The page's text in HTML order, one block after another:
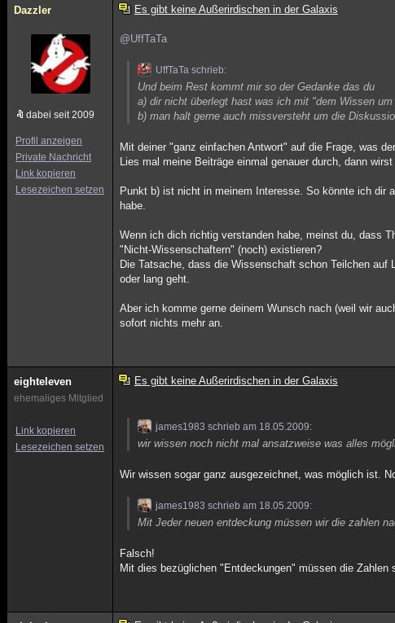
Dazzler
dabei seit 2009
Profil anzeigen
Private Nachricht
Link kopieren
Lesezeichen setzen
Es gibt keine Außerirdischen in der Galaxis
@UffTaTa
UffTaTa schrieb:
Und beim Rest kommt mir so der Gedanke das du
a) dir nicht überlegt hast was ich mit "dem Wissen
b) man halt gerne auch missversteht um die
Mit deiner "ganz einfachen Antwort" auf die Frage, was
Lies mal meine Beiträge einmal genauer durch, dann
Punkt b) ist nicht in meinem Interesse. So könnte ich dir
habe.
Wenn ich dich richtig verstanden habe, meinst du, dass
"Nicht-Wissenschaftern" (noch) existieren?
Die Tatsache, dass die Wissenschaft schon Teilchen
oder lang geht.
Aber ich komme gerne deinem Wunsch nach (weil wir
sofort nichts mehr an.
eighteleven
ehemaliges Mitglied
Link kopieren
Lesezeichen setzen
Es gibt keine Außerirdischen in der Galaxis
james1983 schrieb am 18.05.2009:
wir wissen noch nicht mal ansatzweise was alles
Wir wissen sogar ganz ausgezeichnet, was möglich ist.
james1983 schrieb am 18.05.2009:
Mit Jeder neuen entdeckung müssen wir die zahlen
Falsch!
Mit dies bezüglichen "Entdeckungen" müssen die Zahlen